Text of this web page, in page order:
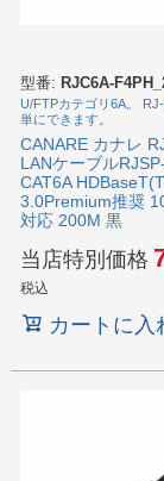
型番: RJC6A-
U/FTPカテゴリ6A。
単にできます。
CANARE カナレ
LANケーブル
CAT6A
3.0Premium推奨
対応 200M 黒
当店特別価格
税込
カートに入